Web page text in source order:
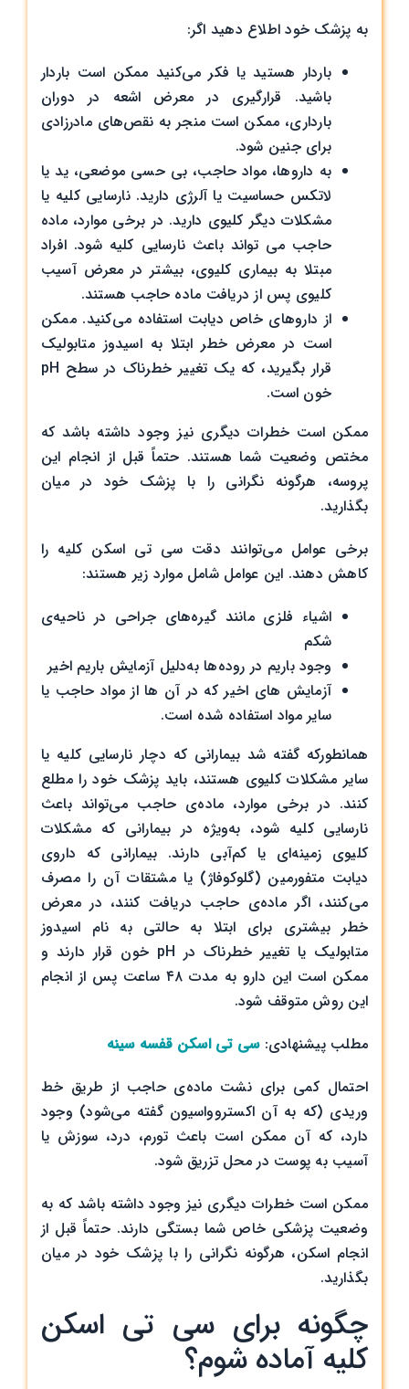
به پزشک خود اطلاع دهید اگر:
باردار هستید یا فکر می‌کنید ممکن است باردار
باشید. قرارگیری در معرض اشعه در دوران
بارداری، ممکن است منجر به نقص‌های مادرزادی
برای جنین شود.
به داروها، مواد حاجب، بی حسی موضعی، ید یا
لاتکس حساسیت یا آلرژی دارید. نارسایی کلیه یا
مشکلات دیگر کلیوی دارید. در برخی موارد، ماده
حاجب می تواند باعث نارسایی کلیه شود. افراد
مبتلا به بیماری کلیوی، بیشتر در معرض آسیب
کلیوی پس از دریافت ماده حاجب هستند.
از داروهای خاص دیابت استفاده می‌کنید. ممکن
است در معرض خطر ابتلا به اسیدوز متابولیک
قرار بگیرید، که یک تغییر خطرناک در سطح pH
خون است.
ممکن است خطرات دیگری نیز وجود داشته باشد که
مختص وضعیت شما هستند. حتماً قبل از انجام این
پروسه، هرگونه نگرانی را با پزشک خود در میان
بگذارید.
برخی عوامل می‌توانند دقت سی تی اسکن کلیه را
کاهش دهند. این عوامل شامل موارد زیر هستند:
اشیاء فلزی مانند گیره‌های جراحی در ناحیه‌ی
شکم
وجود باریم در روده‌ها به‌دلیل آزمایش باریم اخیر
آزمایش های اخیر که در آن ها از مواد حاجب یا
سایر مواد استفاده شده است.
همانطورکه گفته شد بیمارانی که دچار نارسایی کلیه یا
سایر مشکلات کلیوی هستند، باید پزشک خود را مطلع
کنند. در برخی موارد، ماده‌ی حاجب می‌تواند باعث
نارسایی کلیه شود، به‌ویژه در بیمارانی که مشکلات
کلیوی زمینه‌ای یا کم‌آبی دارند. بیمارانی که داروی
دیابت متفورمین (گلوکوفاژ) یا مشتقات آن را مصرف
می‌کنند، اگر ماده‌ی حاجب دریافت کنند، در معرض
خطر بیشتری برای ابتلا به حالتی به نام اسیدوز
متابولیک یا تغییر خطرناک در pH خون قرار دارند و
ممکن است این دارو به مدت ۴۸ ساعت پس از انجام
این روش متوقف شود.
مطلب پیشنهادی:سی تی اسکن قفسه سینه
احتمال کمی برای نشت ماده‌ی حاجب از طریق خط
وریدی (که به آن اکستروواسیون گفته می‌شود) وجود
دارد، که آن ممکن است باعث تورم، درد، سوزش یا
آسیب به پوست در محل تزریق شود.
ممکن است خطرات دیگری نیز وجود داشته باشد که به
وضعیت پزشکی خاص شما بستگی دارند. حتماً قبل از
انجام اسکن، هرگونه نگرانی را با پزشک خود در میان
بگذارید.
چگونه برای سی تی اسکن
کلیه آماده شوم؟